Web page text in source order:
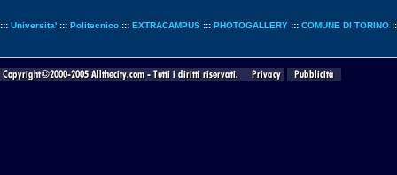
::: Universita' ::: Politecnico ::: EXTRACAMPUS ::: PHOTOGALLERY ::: COMUNE DI TORINO